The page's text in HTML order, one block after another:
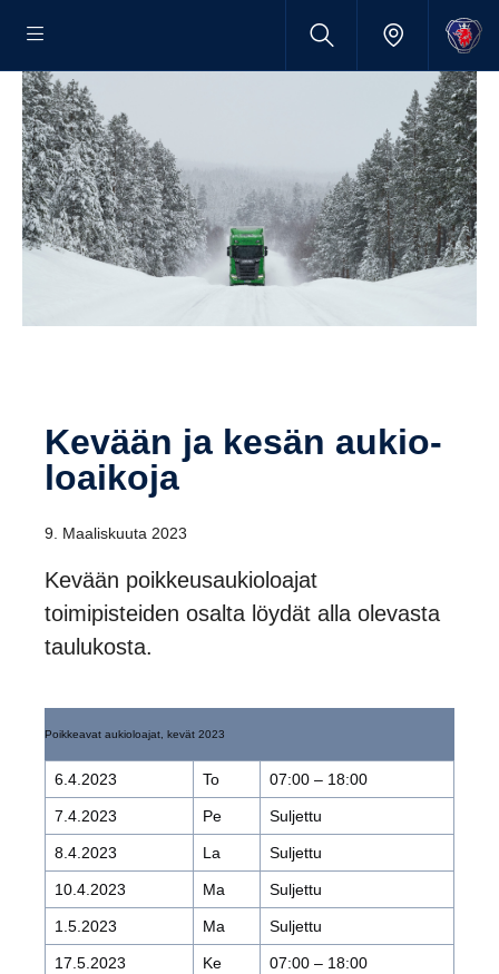
Kevään ja kesän aukio­
loai­koja
9. Maaliskuuta 2023
Kevään poikkeusaukioloajat
toimipisteiden osalta löydät alla olevasta
taulukosta.
Poikkeavat aukioloajat, kevät 2023
6.4.2023 To 07:00 – 18:00
7.4.2023 Pe Suljettu
8.4.2023 La Suljettu
10.4.2023 Ma Suljettu
1.5.2023 Ma Suljettu
17.5.2023 Ke 07:00 – 18:00